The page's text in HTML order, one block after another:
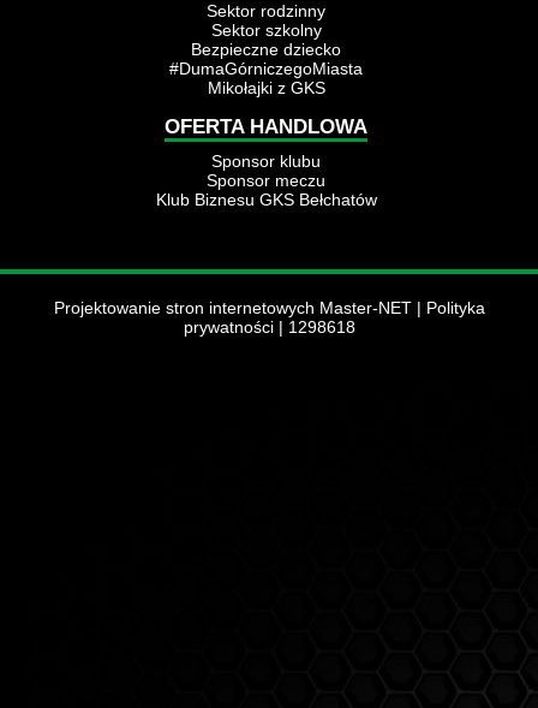
Sektor rodzinny
Sektor szkolny
Bezpieczne dziecko
#DumaGórniczegoMiasta
Mikołajki z GKS
OFERTA HANDLOWA
Sponsor klubu
Sponsor meczu
Klub Biznesu GKS Bełchatów
Projektowanie stron internetowych Master-NET| Polityka
prywatności| 1298618